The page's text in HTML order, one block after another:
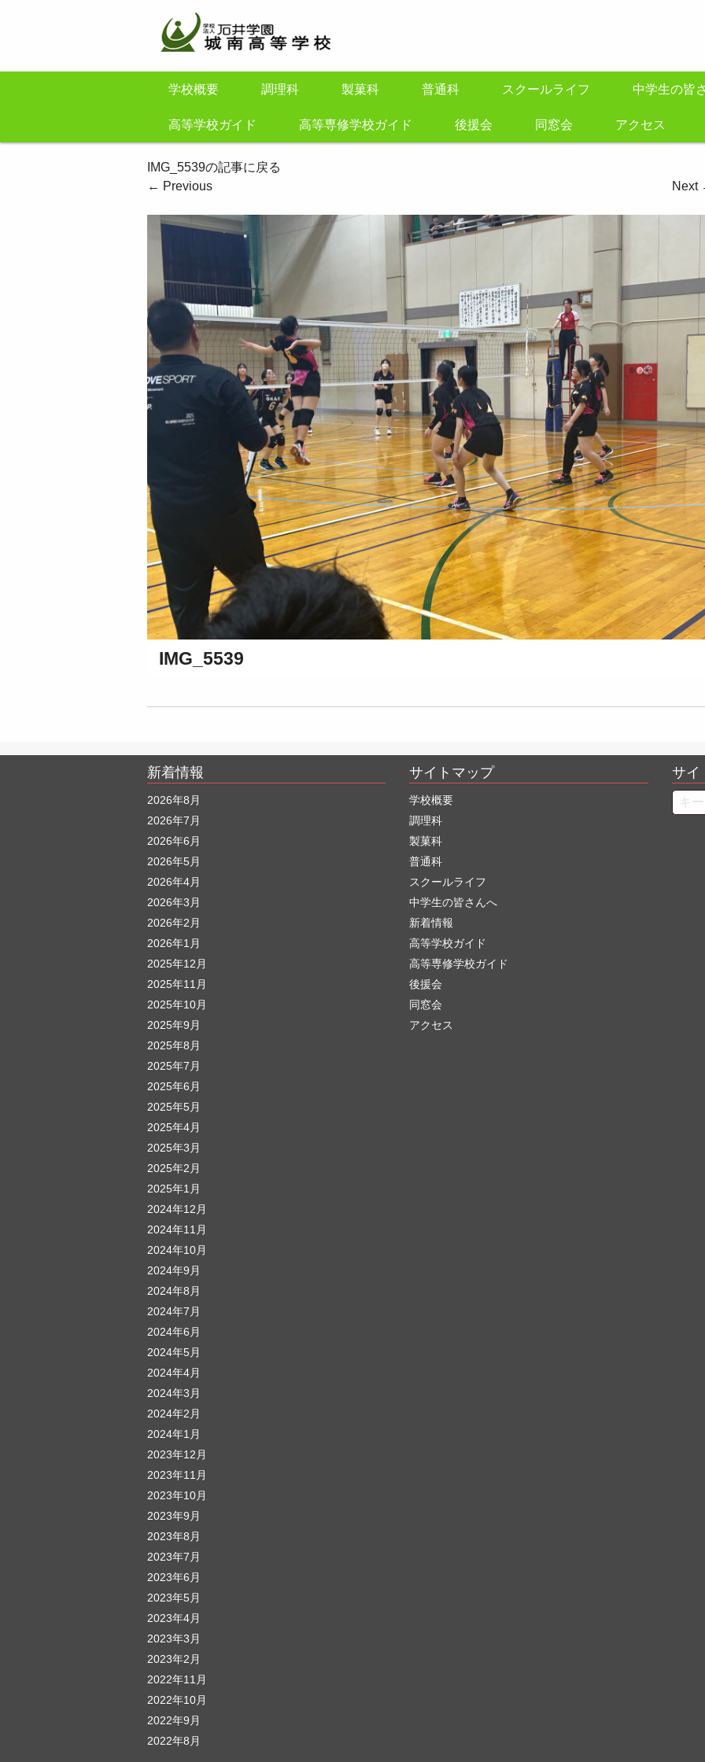
学校概要 調理科 製菓科 普通科 スクールライフ 中学生の皆
高等学校ガイド 高等専修学校ガイド 後援会 同窓会 アクセス
IMG_5539の記事に戻る
← Previous Next
IMG_5539
新着情報
2026年8月
2026年7月
2026年6月
2026年5月
2026年4月
2026年3月
2026年2月
2026年1月
2025年12月
2025年11月
2025年10月
2025年9月
2025年8月
2025年7月
2025年6月
2025年5月
2025年4月
2025年3月
2025年2月
2025年1月
2024年12月
2024年11月
2024年10月
2024年9月
2024年8月
2024年7月
2024年6月
2024年5月
2024年4月
2024年3月
2024年2月
2024年1月
2023年12月
2023年11月
2023年10月
2023年9月
2023年8月
2023年7月
2023年6月
2023年5月
2023年4月
2023年3月
2023年2月
2022年11月
2022年10月
2022年9月
2022年8月
サイトマップ
学校概要
調理科
製菓科
普通科
スクールライフ
中学生の皆さんへ
新着情報
高等学校ガイド
高等専修学校ガイド
後援会
同窓会
アクセス
サイ